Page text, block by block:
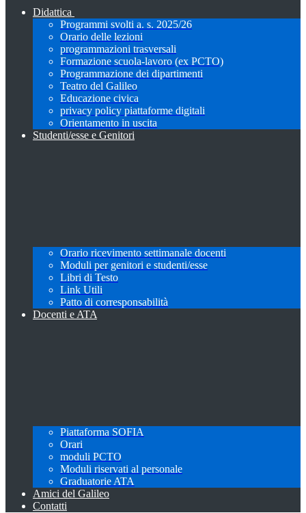
Didattica
Programmi svolti a. s. 2025/26
Orario delle lezioni
programmazioni trasversali
Formazione scuola-lavoro (ex PCTO)
Programmazione dei dipartimenti
Teatro del Galileo
Educazione civica
privacy policy piattaforme digitali
Orientamento in uscita
Studenti/esse e Genitori
Orario ricevimento settimanale docenti
Moduli per genitori e studenti/esse
Libri di Testo
Link Utili
Patto di corresponsabilità
Docenti e ATA
Piattaforma SOFIA
Orari
moduli PCTO
Moduli riservati al personale
Graduatorie ATA
Amici del Galileo
Contatti